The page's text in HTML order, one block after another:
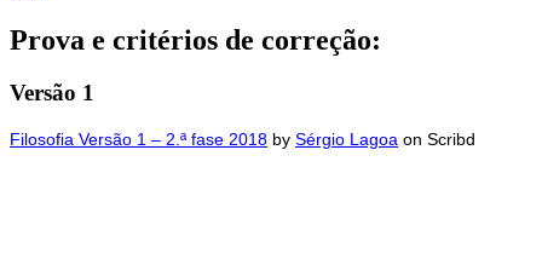
Prova e critérios de correção:
Versão 1
Filosofia Versão 1 – 2.ª fase 2018 by Sérgio Lagoa on Scribd